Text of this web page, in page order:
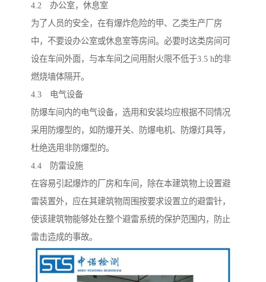
4.2 办公室，休息室
为了人员的安全，在有爆炸危险的甲、乙类生产厂房
中，不要设办公室或休息室等房间。必要时这类房间可
设在车间外面，与本车间之间用耐火限不低于3.5 h的非
燃烧墙体隔开。
4.3 电气设备
防爆车间内的电气设备，选用和安装均应根据不同情况
采用防爆型的，如防爆开关、防爆电机、防爆灯具等，
杜绝选用非防爆型的。
4.4 防雷设施
在容易引起爆炸的厂房和车间，除在本建筑物上设置避
雷装置外，应在其建筑物周围按要求设置立的避雷针，
使该建筑物能够处在整个避雷系统的保护范围内，防止
雷击造成的事故。